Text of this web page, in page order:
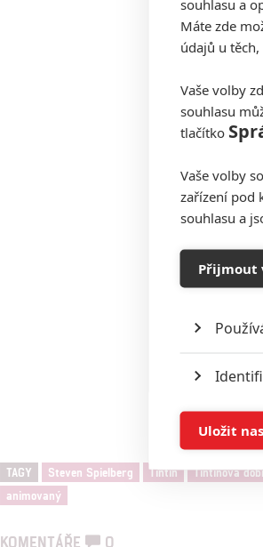
TAGY Steven Spielberg Tintin Tintinova
animovaný
KOMENTÁŘE 0
souhlasu a
Máte zde
údajů u
Vaše volby
souhlasu
tlačítko
Vaše volby
zařízení pod
souhlasu a
Přijmout
Uložit